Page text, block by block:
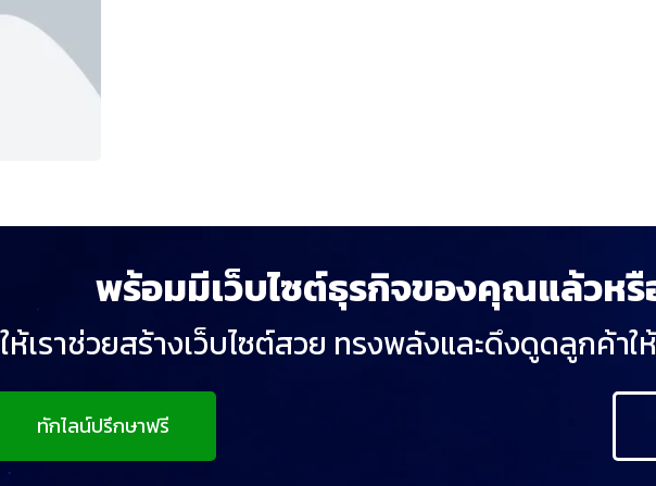
พร้อมมีเว็บไซต์ธุรกิจของคุณแล้วหรื
ให้เราช่วยสร้างเว็บไซต์สวย ทรงพลังและดึงดูดลูกค้า
ทักไลน์ปรึกษาฟรี